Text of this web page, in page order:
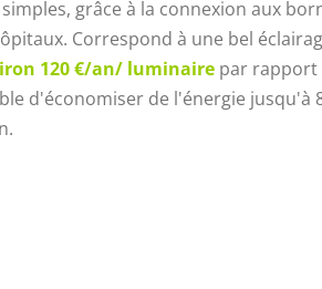
grâce à la connexion aux
Correspond à une bel
120 €/an/ luminaire par rapport
d'économiser de l'énergie